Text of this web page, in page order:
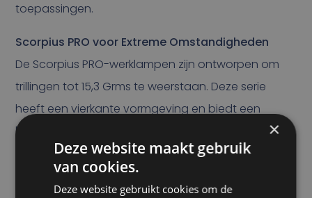
toepassingen.
Scorpius PRO voor Extreme Omstandigheden
De Scorpius PRO-werklampen zijn ontworpen om
trillingen tot 15,3 Grms te weerstaan. Deze serie
heeft een vierkante vormgeving en biedt een
lichtopbrengst van 2000 tot 4400 lumen.
De Scorpius-serie is onze populairste reeks en
wordt breed ingezet in sectoren zoals mijnbouw,
×
Deze website maakt gebruik
van cookies.
Deze website gebruikt cookies om de